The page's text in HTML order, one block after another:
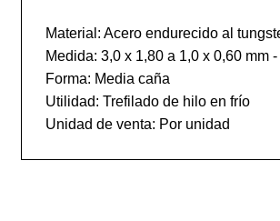
Material: Acero endurecido al
Medida: 3,0 x 1,80 a 1,0 x 0,60 mm
Forma: Media caña
Utilidad: Trefilado de hilo en frío